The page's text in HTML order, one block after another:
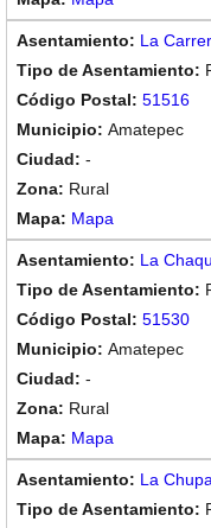
La
51516
Amatepec
-
Rural
Mapa
La
51530
Amatepec
-
Rural
Mapa
La